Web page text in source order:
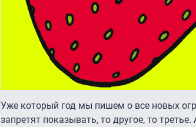
Уже который год мы пишем о все новых
запретят показывать, то другое, то